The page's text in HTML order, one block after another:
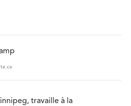
travaille à la